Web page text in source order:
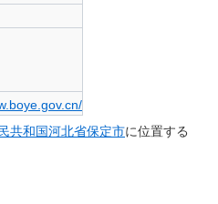
共和国河北省保定市に位置する